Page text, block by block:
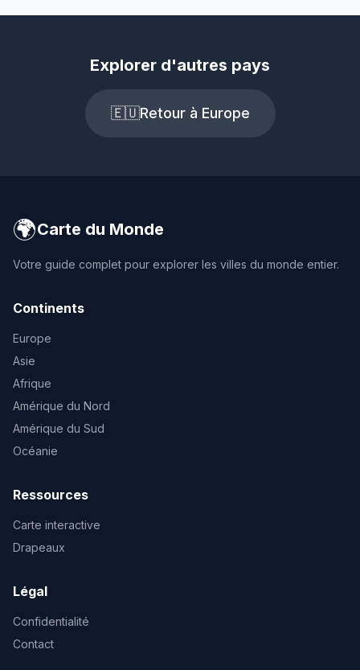
Explorer d'autres pays
🇪🇺Retour à Europe
🌍Carte du Monde
Votre guide complet pour explorer les villes du monde entier.
Continents
Europe
Asie
Afrique
Amérique du Nord
Amérique du Sud
Océanie
Ressources
Carte interactive
Drapeaux
Légal
Confidentialité
Contact